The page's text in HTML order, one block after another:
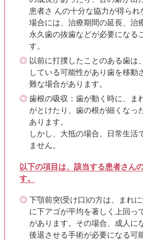
患者さ んの十分な協力が得られ
場合には、治療期間の延長、治
永久歯の抜歯などが必要になる
す。
以前に打撲したことのある歯は
している可能性があり歯を移動
難な場合があります。
歯根の吸収：歯が動く時に、ま
がとけたり、歯の根が細くなっ
あります。
しかし、大抵の場合、日常生活
ません。
以下の項目は、該当する患者さん
す。
下顎前突(受け口)の方は、まれ
に下アゴが平均を著しく上回っ
があります。その場合、成人に
後退させる手術が必要になる可